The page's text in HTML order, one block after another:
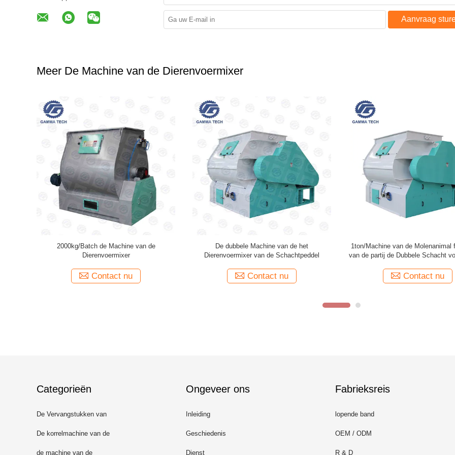
Aanvraag
Meer De Machine van de Dierenvoermixer
100KG/Batch de dubbele van de de
Mixermachine van het Schacht Dierenvoer
Contact nu
van het het Veevoer van 1200kg/Batch 15KW
van de de Mixermachine het Lintmixer voor
Contact nu
Van de het Dierenvoermixer
1200kg/Batch van het de
Contact nu
Categorieën
De Vervangstukken van
voermachines
De korrelmachine van de
ringsmatrijs
de machine van de
Ongeveer ons
Inleiding
Geschiedenis
Dienst
Fabrieksreis
lopende band
OEM / ODM
R & D